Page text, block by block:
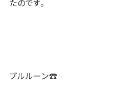
プルルーン☎